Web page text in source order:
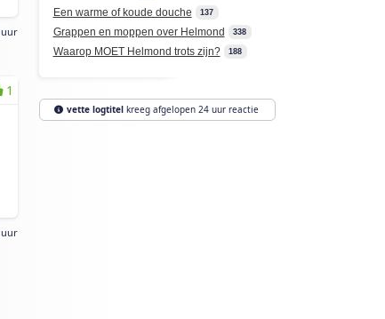
uur
uur
1
Een warme of koude douche 137
Grappen en moppen over Helmond 338
Waarop MOET Helmond trots zijn? 188
vette logtitelkreeg afgelopen 24 uur reactie